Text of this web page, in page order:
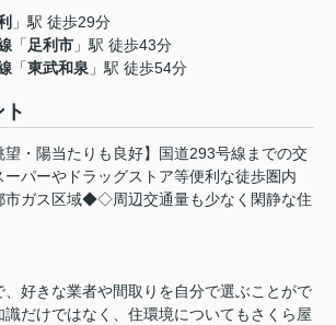
」駅 徒歩29分
「足利市 」駅 徒歩43分
「東武和泉 」駅 徒歩54分
望・陽当たりも良好】国道293号線までの交
パーやドラッグストア等便利な徒歩圏内
ガス区域◆◇周辺交通量も少なく閑静な住
好きな業者や間取りを自分で選ぶことがで
識だけではなく、住環境についてもさくら屋